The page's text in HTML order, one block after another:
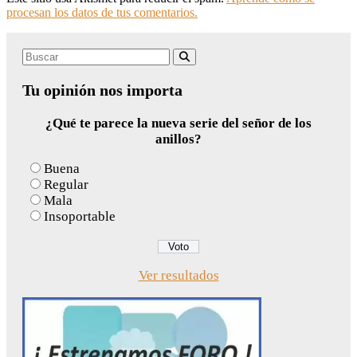
procesan los datos de tus comentarios.
Search
Tu opinión nos importa
¿Qué te parece la nueva serie del señor de los
anillos?
Buena
Regular
Mala
Insoportable
Ver resultados